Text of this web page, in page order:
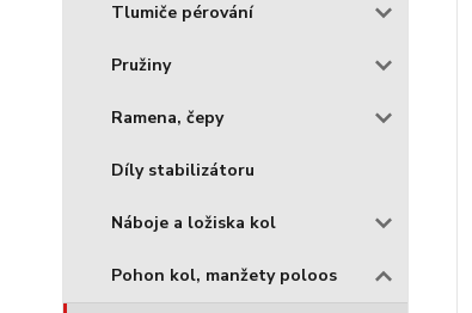
Tlumiče pérování
Pružiny
Ramena, čepy
Díly stabilizátoru
Náboje a ložiska kol
Pohon kol, manžety poloos